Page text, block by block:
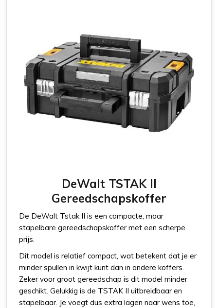
DeWalt TSTAK II
Gereedschapskoffer
De DeWalt Tstak II is een compacte, maar
stapelbare gereedschapskoffer met een scherpe
prijs.
Dit model is relatief compact, wat betekent dat je er
minder spullen in kwijt kunt dan in andere koffers.
Zeker voor groot gereedschap is dit model minder
geschikt. Gelukkig is de TSTAK II uitbreidbaar en
stapelbaar. Je voegt dus extra lagen naar wens toe,